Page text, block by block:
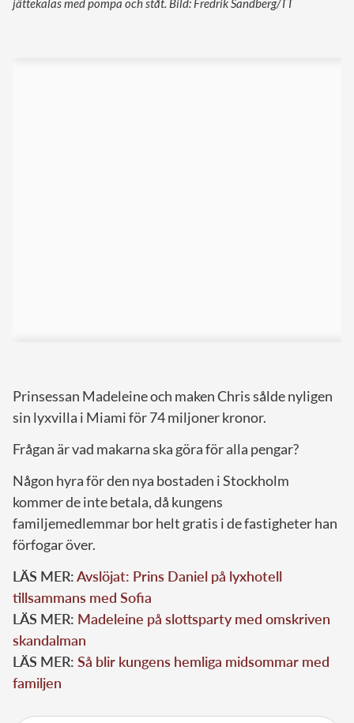
jättekalas med pompa och ståt. Bild: Fredrik Sandberg/TT
Prinsessan Madeleine och maken Chris sålde nyligen
sin lyxvilla i Miami för 74 miljoner kronor.
Frågan är vad makarna ska göra för alla pengar?
Någon hyra för den nya bostaden i Stockholm
kommer de inte betala, då kungens
familjemedlemmar bor helt gratis i de fastigheter han
förfogar över.
LÄS MER:Avslöjat: Prins Daniel på lyxhotell
tillsammans med Sofia
LÄS MER: Madeleine på slottsparty med omskriven
skandalman
LÄS MER: Så blir kungens hemliga midsommar med
familjen